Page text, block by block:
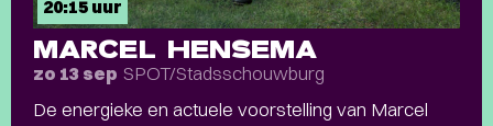
20:15 uur
MARCEL HENSEMA
zo 13 sep SPOT/Stadsschouwburg
De energieke en actuele voorstelling van Marcel